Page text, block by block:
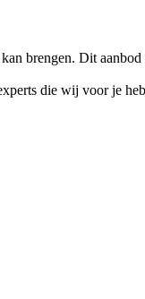
brengen. Dit
die wij voor je